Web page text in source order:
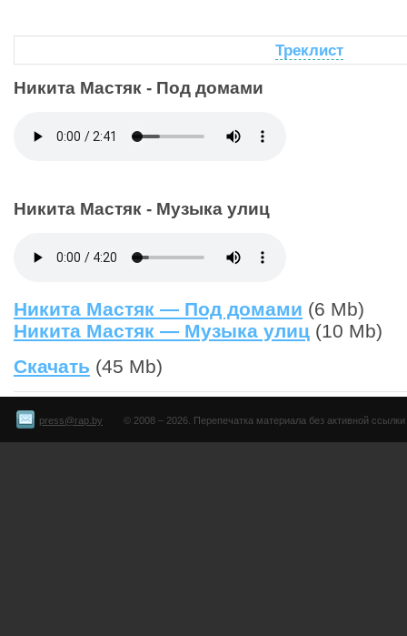
Треклист
Никита Мастяк - Под домами
Никита Мастяк - Музыка улиц
Никита Мастяк — Под домами (6 Mb)
Никита Мастяк — Музыка улиц (10 Mb)
Скачать (45 Mb)
press@rap.by © 2008 – 2026. Перепечатка материала без активной